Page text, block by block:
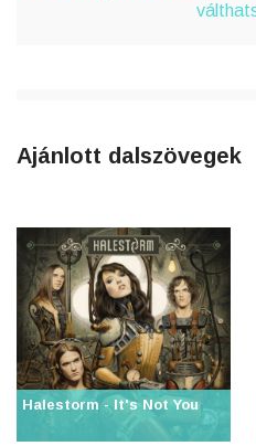
Ajánlott dalszövegek
Halestorm - It's Not You